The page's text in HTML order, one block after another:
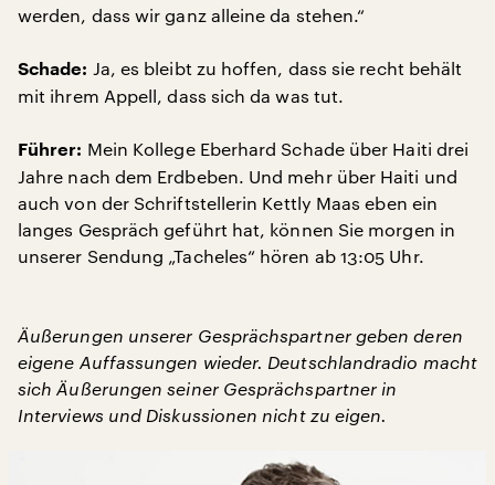
werden, dass wir ganz alleine da stehen.“
Schade: Ja, es bleibt zu hoffen, dass sie recht behält
mit ihrem Appell, dass sich da was tut.
Führer: Mein Kollege Eberhard Schade über Haiti drei
Jahre nach dem Erdbeben. Und mehr über Haiti und
auch von der Schriftstellerin Kettly Maas eben ein
langes Gespräch geführt hat, können Sie morgen in
unserer Sendung „Tacheles“ hören ab 13:05 Uhr.
Äußerungen unserer Gesprächspartner geben deren
eigene Auffassungen wieder. Deutschlandradio macht
sich Äußerungen seiner Gesprächspartner in
Interviews und Diskussionen nicht zu eigen.